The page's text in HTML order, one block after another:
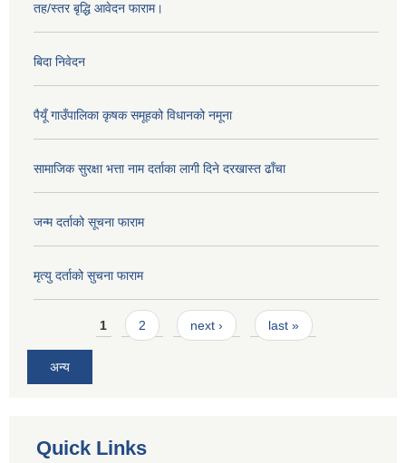
तह/स्तर बृद्धि आवेदन फाराम।
बिदा निवेदन
पैयूँ गाउँपालिका कृषक समूहको विधानको नमूना
सामाजिक सुरक्षा भत्ता नाम दर्ताका लागी दिने दरखास्त ढाँचा
जन्म दर्ताको सूचना फाराम
मृत्यु दर्ताको सुचना फाराम
Pages1 2 next › last »
अन्य
Quick Links